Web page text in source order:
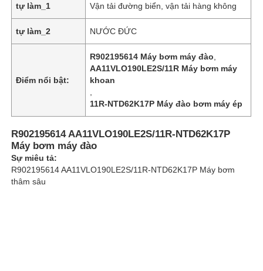
Nhà
Về chúng tôi
Chuyến tham quan nhà máy
tự làm_1 Vận tải đường biển, vận tải hàng không
tự làm_2 NƯỚC ĐỨC
Điểm nổi bật:
R902195614 Máy bơm máy đào
AA11VLO190LE2S/11R Máy bơm máy
khoan
11R-NTD62K17P Máy đào bơm máy ép
R902195614 AA11VLO190LE2S/11R-NTD62K17P
Máy bơm máy đào
Sự miêu tả:
R902195614 AA11VLO190LE2S/11R-NTD62K17P Máy bơm
thâm sâu